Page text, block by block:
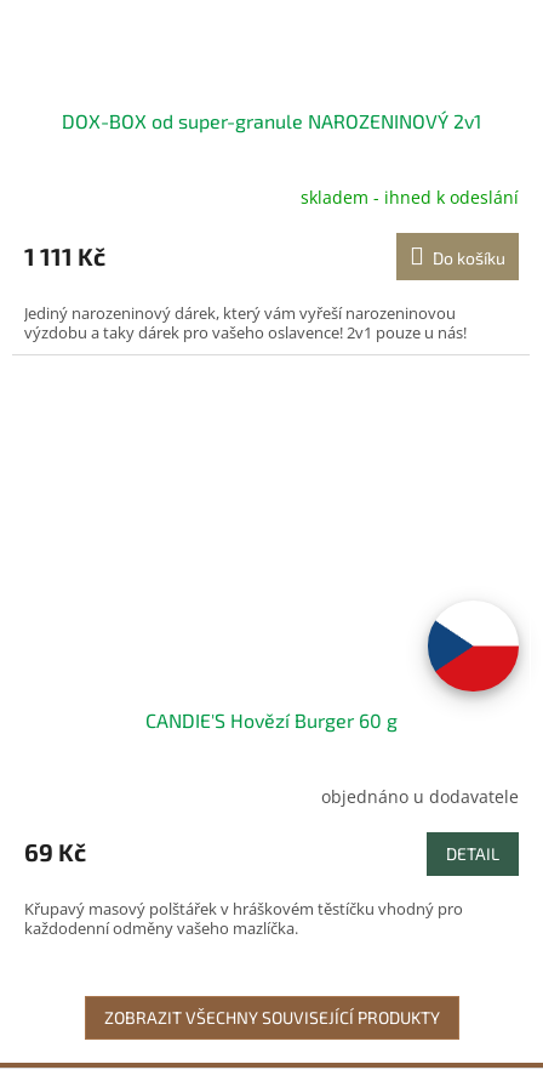
DOX-BOX od super-granule NAROZENINOVÝ 2v1
produktu
je
z
5
hvězdiček.
skladem - ihned k odeslání
1 111 Kč Do košíku
Jediný narozeninový dárek, který vám vyřeší narozeninovou
výzdobu a taky dárek pro vašeho oslavence! 2v1 pouze u nás!
CANDIE'S Hovězí Burger 60 g
produktu
je
z
5
objednáno u dodavatele
69 Kč DETAIL
Křupavý masový polštářek v hráškovém těstíčku vhodný pro
každodenní odměny vašeho mazlíčka.
ZOBRAZIT VŠECHNY SOUVISEJÍCÍ PRODUKTY